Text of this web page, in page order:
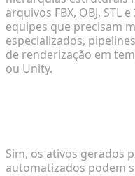
arquivos FBX, OBJ, STL
equipes que precisam
especializados,
de renderização em
ou Unity.
Sim, os ativos gerados
automatizados podem